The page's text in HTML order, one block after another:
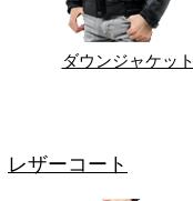
ダウンジャケット
レザーコート